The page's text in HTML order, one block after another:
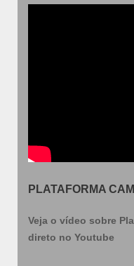
PLATAFORMA
Veja o vídeo sobre
direto no Youtube